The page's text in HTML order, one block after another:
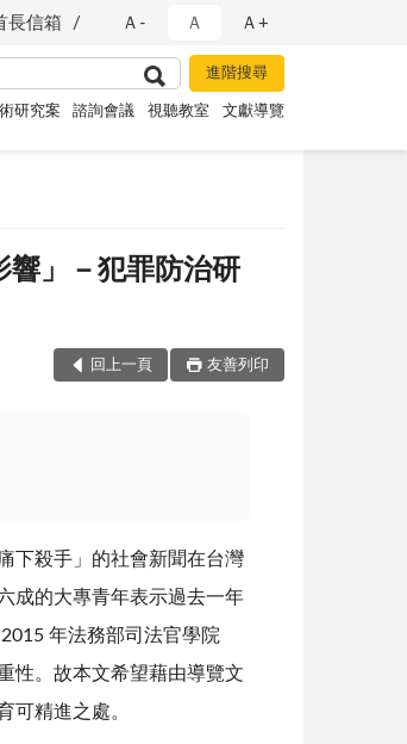
長信箱 Ａ- Ａ Ａ+
研究案 諮詢會議 視聽教室 文獻導覽
響」－犯罪防治研
回上一頁 友善列印
下殺手」的社會新聞在台灣
成的大專青年表示過去一年
年法務部司法官學院
性。故本文希望藉由導覽文
可精進之處。